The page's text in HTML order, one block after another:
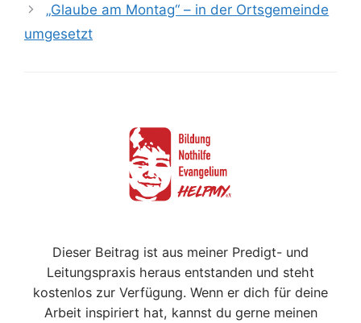
„Glaube am Montag“ – in der Ortsgemeinde
umgesetzt
Dieser Beitrag ist aus meiner Predigt- und
Leitungspraxis heraus entstanden und steht
kostenlos zur Verfügung. Wenn er dich für deine
Arbeit inspiriert hat, kannst du gerne meinen